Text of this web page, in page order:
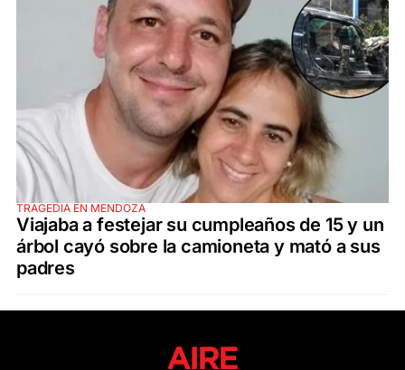
TRAGEDIA EN MENDOZA
Viajaba a festejar su cumpleaños de 15 y un
árbol cayó sobre la camioneta y mató a sus
padres